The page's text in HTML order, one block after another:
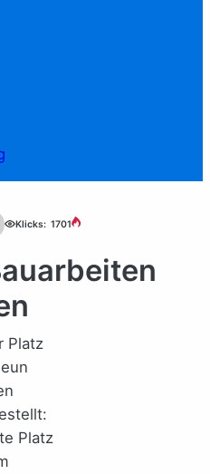
Klicks: 1701
Platz